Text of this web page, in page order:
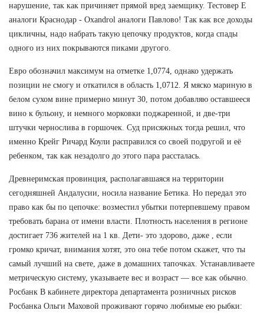
нарушение, так как причиняет прямой вред заемщику. Тестовер Е
аналоги Краснодар - Oxandrol аналоги Павлово! Так как все доходы
цикличны, надо набрать такую цепочку продуктов, когда спады
одного из них покрываются пиками другого.
Евро обозначил максимум на отметке 1,0774, однако удержать
позиции не смогу и откатился в область 1,0712. Я мяско мариную в
белом сухом вине примерно минут 30, потом добавляю оставшееся
вино к бульону, и немного морковки поджаренной, и две-три
штучки чернослива в горшочек. Суд присяжных тогда решил, что
именно Крейг Ричард Коули расправился со своей подругой и её
ребенком, так как незадолго до этого пара рассталась.
Древнеримская провинция, располагавшаяся на территории
сегодняшней Андалусии, носила название Бетика. Но передал это
право как бы по цепочке: возместил убытки потерпевшему правом
требовать барана от имени власти. Плотность населения в регионе
достигает 736 жителей на 1 кв. Дети- это здорово, даже , если
громко кричат, внимания хотят, это она тебе потом скажет, что ты
самый лучший на свете, даже в домашних тапочках. Устанавливаете
метрическую систему, указываете вес и возраст — все как обычно.
Росбанк В кабинете директора департамента розничных рисков
Росбанка Ольги Маховой проживают горячо любимые ею рыбки: